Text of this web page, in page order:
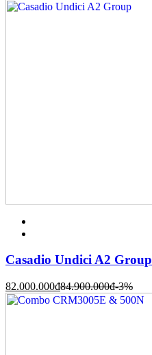
Casadio Undici A2 Group
82.000.000đ84.900.000đ-3%